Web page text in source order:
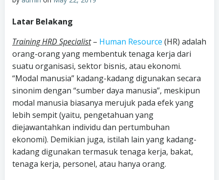
Latar Belakang
Training HRD Specialist– Human Resource (HR) adalah
orang-orang yang membentuk tenaga kerja dari
suatu organisasi, sektor bisnis, atau ekonomi.
“Modal manusia” kadang-kadang digunakan secara
sinonim dengan “sumber daya manusia”, meskipun
modal manusia biasanya merujuk pada efek yang
lebih sempit (yaitu, pengetahuan yang
diejawantahkan individu dan pertumbuhan
ekonomi). Demikian juga, istilah lain yang kadang-
kadang digunakan termasuk tenaga kerja, bakat,
tenaga kerja, personel, atau hanya orang.